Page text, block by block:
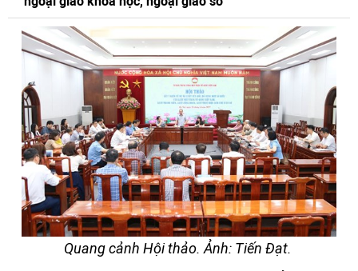
Quang cảnh Hội thảo. Ảnh: Tiến Đạt.